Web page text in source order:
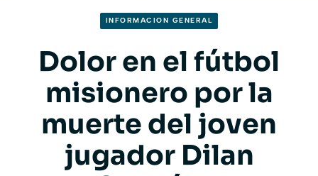
INFORMACION GENERAL
Dolor en el fútbol
misionero por la
muerte del joven
jugador Dilan